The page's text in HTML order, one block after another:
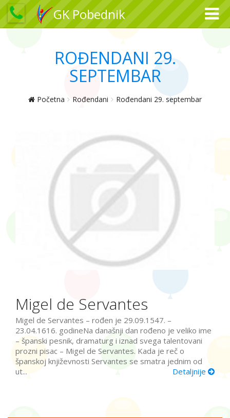
GK Pobednik
ROĐENDANI 29.
SEPTEMBAR
Početna Rođendani Rođendani 29. septembar
Migel de Servantes
Migel de Servantes – rođen je 29.09.1547. –
23.04.1616. godineNa današnji dan rođeno je veliko ime
– španski pesnik, dramaturg i iznad svega talentovani
prozni pisac – Migel de Servantes. Kada je reč o
španskoj književnosti Servantes se smatra jednim od
ut...
Detaljnije